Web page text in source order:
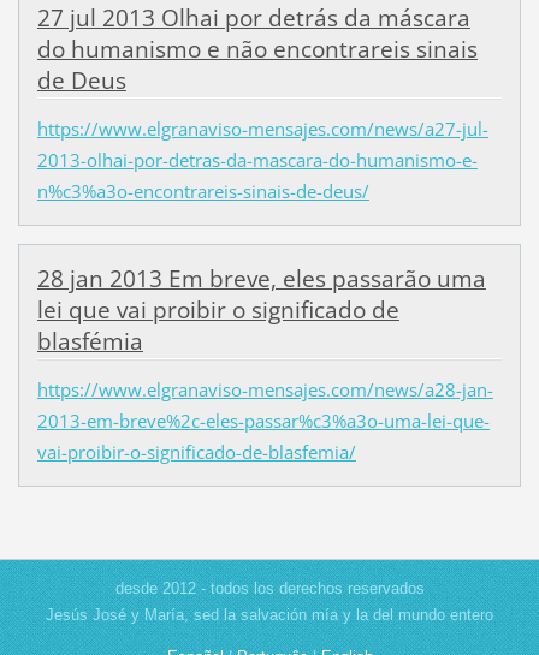
27 jul 2013 Olhai por detrás da máscara
do humanismo e não encontrareis sinais
de Deus
https://www.elgranaviso-mensajes.com/news/a27-jul-
2013-olhai-por-detras-da-mascara-do-humanismo-e-
n%c3%a3o-encontrareis-sinais-de-deus/
28 jan 2013 Em breve, eles passarão uma
lei que vai proibir o significado de
blasfémia
https://www.elgranaviso-mensajes.com/news/a28-jan-
2013-em-breve%2c-eles-passar%c3%a3o-uma-lei-que-
vai-proibir-o-significado-de-blasfemia/
desde 2012 - todos los derechos reservados
Jesús José y María, sed la salvación mía y la del mundo entero